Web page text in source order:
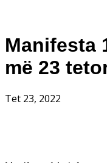
Manifesta
më 23
Tet 23, 2022